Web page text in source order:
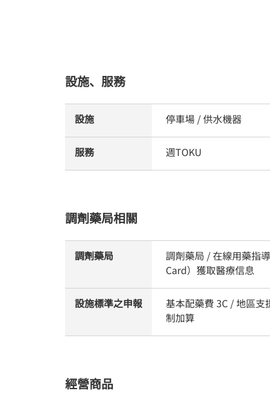
設施、服務
設施 停車場 / 供水機器
服務 週TOKU
調劑藥局相關
調劑藥局
調劑藥局 / 在線用藥指
Card）獲取醫療信息
設施標準之申報
基本配藥費 3C / 地區
制加算
經營商品